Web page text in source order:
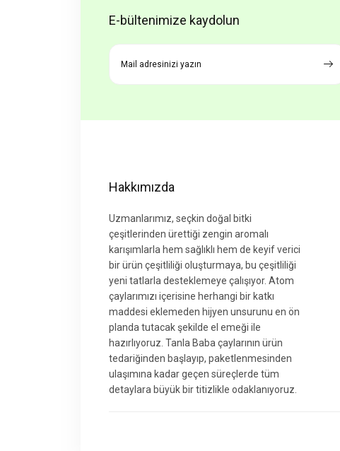
E-bültenimize kaydolun
Hakkımızda
Uzmanlarımız, seçkin doğal bitki
çeşitlerinden ürettiği zengin aromalı
karışımlarla hem sağlıklı hem de keyif verici
bir ürün çeşitliliği oluşturmaya, bu çeşitliliği
yeni tatlarla desteklemeye çalışıyor. Atom
çaylarımızı içerisine herhangi bir katkı
maddesi eklemeden hijyen unsurunu en ön
planda tutacak şekilde el emeği ile
hazırlıyoruz. Tanla Baba çaylarının ürün
tedariğinden başlayıp, paketlenmesinden
ulaşımına kadar geçen süreçlerde tüm
detaylara büyük bir titizlikle odaklanıyoruz.